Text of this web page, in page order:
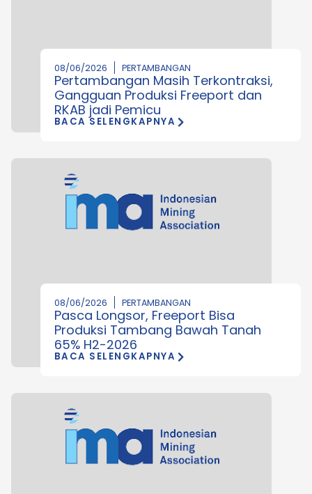
08/06/2026 PERTAMBANGAN
Pertambangan Masih Terkontraksi,
Gangguan Produksi Freeport dan
RKAB jadi Pemicu
BACA SELENGKAPNYA
08/06/2026 PERTAMBANGAN
Pasca Longsor, Freeport Bisa
Produksi Tambang Bawah Tanah
65% H2-2026
BACA SELENGKAPNYA